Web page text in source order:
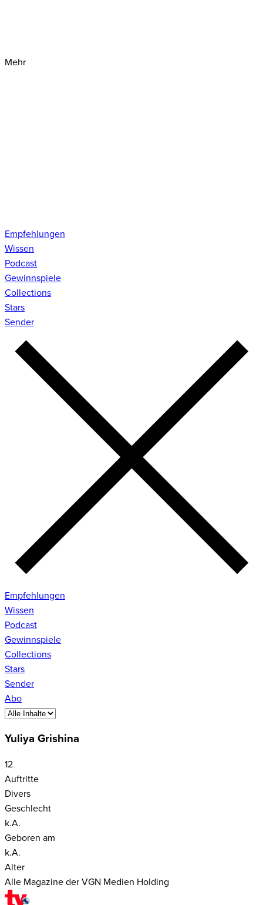
Mehr
Empfehlungen
Wissen
Podcast
Gewinnspiele
Collections
Stars
Sender
Empfehlungen
Wissen
Podcast
Gewinnspiele
Collections
Stars
Sender
Abo
Yuliya Grishina
12
Auftritte
Divers
Geschlecht
k.A.
Geboren am
k.A.
Alter
Alle Magazine der VGN Medien Holding